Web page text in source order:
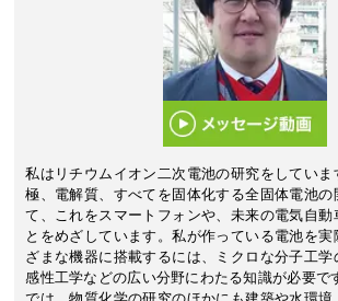
私はリチウムイオン二次電池の研究をしていま
極、電解質、すべてを固体化する全固体電池
て、これをスマートフォンや、未来の電気自動
とをめざしています。私が作っている電池を実
ざまな機器に搭載するには、ミクロな分子工学
感性工学などの広い分野にわたる知識が必要で